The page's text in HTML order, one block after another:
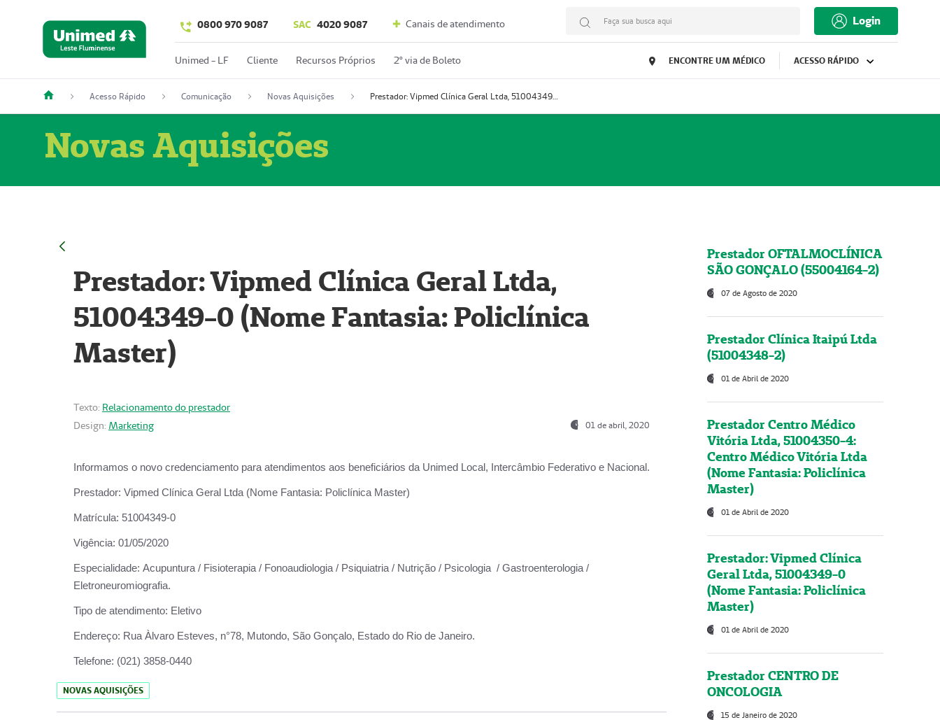
0800 970 9087 SAC 4020 9087 Canais de atendimento Faça sua busca aqui Login
Unimed - LF Cliente Recursos Próprios 2º via de Boleto ENCONTRE UM MÉDICO ACESSO RÁPIDO
Acesso Rápido Comunicação Novas Aquisições Prestador: Vipmed Clínica Geral Ltda, 51004349-0 (Nome Fantasia: Policlínica Master)
Novas Aquisições
Prestador: Vipmed Clínica Geral Ltda,
51004349-0 (Nome Fantasia: Policlínica
Master)
Texto: Relacionamento do prestador
Design: Marketing 01 de abril, 2020
Informamos o novo credenciamento para atendimentos aos beneficiários da Unimed Local, Intercâmbio Federativo e Nacional.
Prestador: Vipmed Clínica Geral Ltda (Nome Fantasia: Policlínica Master)
Matrícula: 51004349-0
Vigência: 01/05/2020
Especialidade: Acupuntura / Fisioterapia / Fonoaudiologia / Psiquiatria / Nutrição / Psicologia / Gastroenterologia /
Eletroneuromiografia.
Tipo de atendimento: Eletivo
Endereço: Rua Àlvaro Esteves, n°78, Mutondo, São Gonçalo, Estado do Rio de Janeiro.
Telefone: (021) 3858-0440
NOVAS AQUISIÇÕES
Prestador OFTALMOCLÍNICA
SÃO GONÇALO (55004164-2)
07 de Agosto de 2020
Prestador Clínica Itaipú Ltda
(51004348-2)
01 de Abril de 2020
Prestador Centro Médico
Vitória Ltda, 51004350-4:
Centro Médico Vitória Ltda
(Nome Fantasia: Policlínica
Master)
01 de Abril de 2020
Prestador: Vipmed Clínica
Geral Ltda, 51004349-0
(Nome Fantasia: Policlínica
Master)
01 de Abril de 2020
Prestador CENTRO DE
ONCOLOGIA
15 de Janeiro de 2020